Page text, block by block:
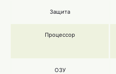
Защита
Процессор
ОЗУ